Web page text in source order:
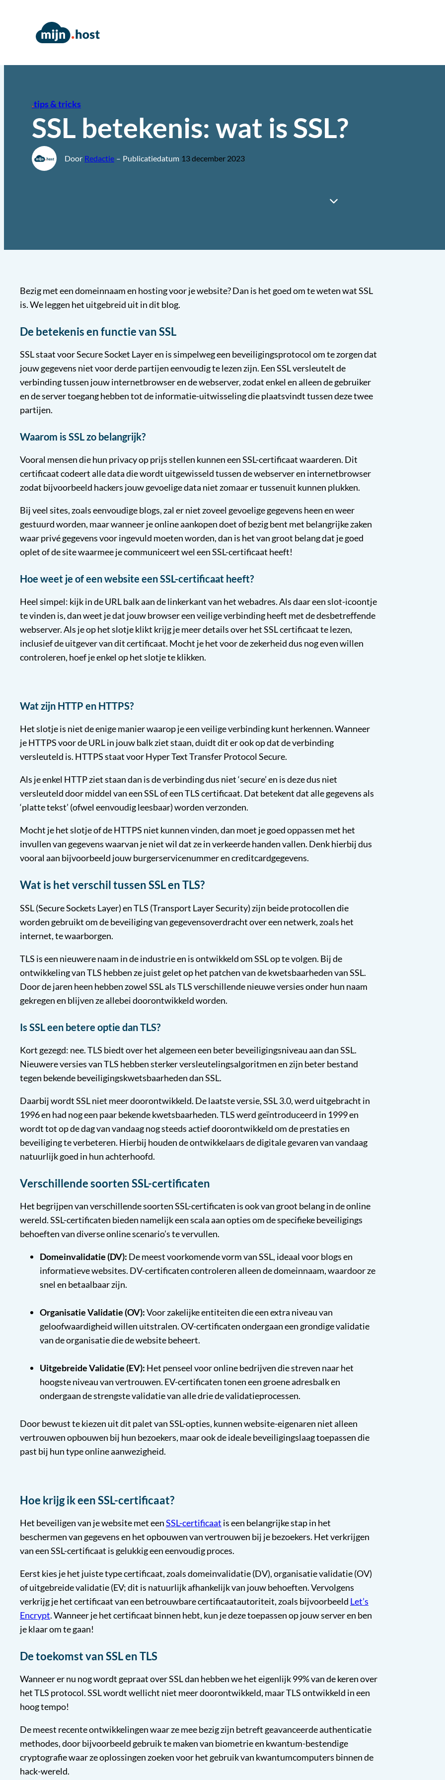
tips & tricks
SSL betekenis: wat is SSL?
Door Redactie – Publicatiedatum 13 december 2023
Bezig met een domeinnaam en hosting voor je website? Dan is het goed om te weten wat SSL
is. We leggen het uitgebreid uit in dit blog.
De betekenis en functie van SSL
SSL staat voor Secure Socket Layer en is simpelweg een beveiligingsprotocol om te zorgen dat
jouw gegevens niet voor derde partijen eenvoudig te lezen zijn. Een SSL versleutelt de
verbinding tussen jouw internetbrowser en de webserver, zodat enkel en alleen de gebruiker
en de server toegang hebben tot de informatie-uitwisseling die plaatsvindt tussen deze twee
partijen.
Waarom is SSL zo belangrijk?
Vooral mensen die hun privacy op prijs stellen kunnen een SSL-certificaat waarderen. Dit
certificaat codeert alle data die wordt uitgewisseld tussen de webserver en internetbrowser
zodat bijvoorbeeld hackers jouw gevoelige data niet zomaar er tussenuit kunnen plukken.
Bij veel sites, zoals eenvoudige blogs, zal er niet zoveel gevoelige gegevens heen en weer
gestuurd worden, maar wanneer je online aankopen doet of bezig bent met belangrijke zaken
waar privé gegevens voor ingevuld moeten worden, dan is het van groot belang dat je goed
oplet of de site waarmee je communiceert wel een SSL-certificaat heeft!
Hoe weet je of een website een SSL-certificaat heeft?
Heel simpel: kijk in de URL balk aan de linkerkant van het webadres. Als daar een slot-icoontje
te vinden is, dan weet je dat jouw browser een veilige verbinding heeft met de desbetreffende
webserver. Als je op het slotje klikt krijg je meer details over het SSL certificaat te lezen,
inclusief de uitgever van dit certificaat. Mocht je het voor de zekerheid dus nog even willen
controleren, hoef je enkel op het slotje te klikken.
Wat zijn HTTP en HTTPS?
Het slotje is niet de enige manier waarop je een veilige verbinding kunt herkennen. Wanneer
je HTTPS voor de URL in jouw balk ziet staan, duidt dit er ook op dat de verbinding
versleuteld is. HTTPS staat voor Hyper Text Transfer Protocol Secure.
Als je enkel HTTP ziet staan dan is de verbinding dus niet ‘secure’ en is deze dus niet
versleuteld door middel van een SSL of een TLS certificaat. Dat betekent dat alle gegevens als
‘platte tekst’ (ofwel eenvoudig leesbaar) worden verzonden.
Mocht je het slotje of de HTTPS niet kunnen vinden, dan moet je goed oppassen met het
invullen van gegevens waarvan je niet wil dat ze in verkeerde handen vallen. Denk hierbij dus
vooral aan bijvoorbeeld jouw burgerservicenummer en creditcardgegevens.
Wat is het verschil tussen SSL en TLS?
SSL (Secure Sockets Layer) en TLS (Transport Layer Security) zijn beide protocollen die
worden gebruikt om de beveiliging van gegevensoverdracht over een netwerk, zoals het
internet, te waarborgen.
TLS is een nieuwere naam in de industrie en is ontwikkeld om SSL op te volgen. Bij de
ontwikkeling van TLS hebben ze juist gelet op het patchen van de kwetsbaarheden van SSL.
Door de jaren heen hebben zowel SSL als TLS verschillende nieuwe versies onder hun naam
gekregen en blijven ze allebei doorontwikkeld worden.
Is SSL een betere optie dan TLS?
Kort gezegd: nee. TLS biedt over het algemeen een beter beveiligingsniveau aan dan SSL.
Nieuwere versies van TLS hebben sterker versleutelingsalgoritmen en zijn beter bestand
tegen bekende beveiligingskwetsbaarheden dan SSL.
Daarbij wordt SSL niet meer doorontwikkeld. De laatste versie, SSL 3.0, werd uitgebracht in
1996 en had nog een paar bekende kwetsbaarheden. TLS werd geïntroduceerd in 1999 en
wordt tot op de dag van vandaag nog steeds actief doorontwikkeld om de prestaties en
beveiliging te verbeteren. Hierbij houden de ontwikkelaars de digitale gevaren van vandaag
natuurlijk goed in hun achterhoofd.
Verschillende soorten SSL-certificaten
Het begrijpen van verschillende soorten SSL-certificaten is ook van groot belang in de online
wereld. SSL-certificaten bieden namelijk een scala aan opties om de specifieke beveiligings
behoeften van diverse online scenario’s te vervullen.
Domeinvalidatie (DV): De meest voorkomende vorm van SSL, ideaal voor blogs en
informatieve websites. DV-certificaten controleren alleen de domeinnaam, waardoor ze
snel en betaalbaar zijn.
Organisatie Validatie (OV):Voor zakelijke entiteiten die een extra niveau van
geloofwaardigheid willen uitstralen. OV-certificaten ondergaan een grondige validatie
van de organisatie die de website beheert.
Uitgebreide Validatie (EV): Het penseel voor online bedrijven die streven naar het
hoogste niveau van vertrouwen. EV-certificaten tonen een groene adresbalk en
ondergaan de strengste validatie van alle drie de validatieprocessen.
Door bewust te kiezen uit dit palet van SSL-opties, kunnen website-eigenaren niet alleen
vertrouwen opbouwen bij hun bezoekers, maar ook de ideale beveiligingslaag toepassen die
past bij hun type online aanwezigheid.
Hoe krijg ik een SSL-certificaat?
Het beveiligen van je website met eenSSL-certificaat is een belangrijke stap in het
beschermen van gegevens en het opbouwen van vertrouwen bij je bezoekers. Het verkrijgen
van een SSL-certificaat is gelukkig een eenvoudig proces.
Eerst kies je het juiste type certificaat, zoals domeinvalidatie (DV), organisatie validatie (OV)
of uitgebreide validatie (EV; dit is natuurlijk afhankelijk van jouw behoeften. Vervolgens
verkrijg je het certificaat van een betrouwbare certificaatautoriteit, zoals bijvoorbeeld Let’s
Encrypt. Wanneer je het certificaat binnen hebt, kun je deze toepassen op jouw server en ben
je klaar om te gaan!
De toekomst van SSL en TLS
Wanneer er nu nog wordt gepraat over SSL dan hebben we het eigenlijk 99% van de keren over
het TLS protocol. SSL wordt wellicht niet meer doorontwikkeld, maar TLS ontwikkeld in een
hoog tempo!
De meest recente ontwikkelingen waar ze mee bezig zijn betreft geavanceerde authenticatie
methodes, door bijvoorbeeld gebruik te maken van biometrie en kwantum-bestendige
cryptografie waar ze oplossingen zoeken voor het gebruik van kwantumcomputers binnen de
hack-wereld.